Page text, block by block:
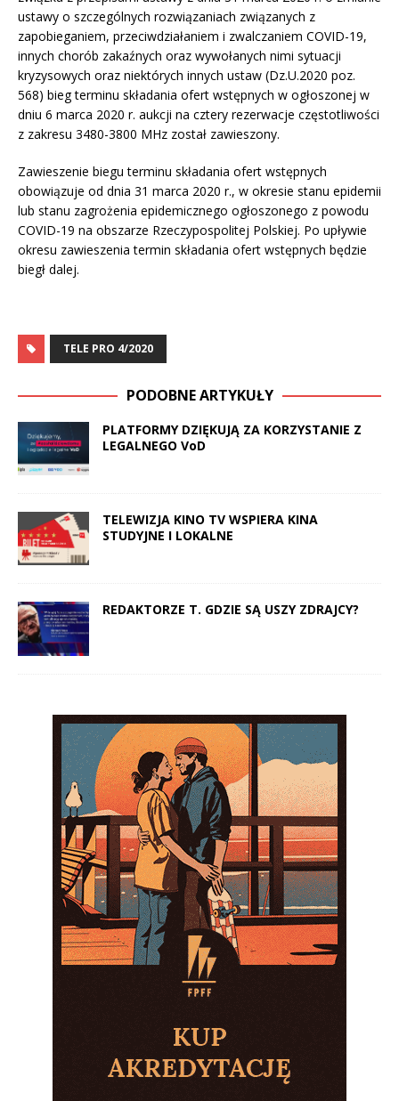
ustawy o szczególnych rozwiązaniach związanych z
zapobieganiem, przeciwdziałaniem i zwalczaniem COVID-19,
innych chorób zakaźnych oraz wywołanych nimi sytuacji
kryzysowych oraz niektórych innych ustaw (Dz.U.2020 poz.
568) bieg terminu składania ofert wstępnych w ogłoszonej w
dniu 6 marca 2020 r. aukcji na cztery rezerwacje częstotliwości
z zakresu 3480-3800 MHz został zawieszony.
Zawieszenie biegu terminu składania ofert wstępnych
obowiązuje od dnia 31 marca 2020 r., w okresie stanu epidemii
lub stanu zagrożenia epidemicznego ogłoszonego z powodu
COVID-19 na obszarze Rzeczypospolitej Polskiej. Po upływie
okresu zawieszenia termin składania ofert wstępnych będzie
biegł dalej.
TELE PRO 4/2020
PODOBNE ARTYKUŁY
PLATFORMY DZIĘKUJĄ ZA KORZYSTANIE Z
LEGALNEGO VoD
TELEWIZJA KINO TV WSPIERA KINA
STUDYJNE I LOKALNE
REDAKTORZE T. GDZIE SĄ USZY ZDRAJCY?